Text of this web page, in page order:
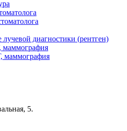
лучевой диагностики (рентген)
5.